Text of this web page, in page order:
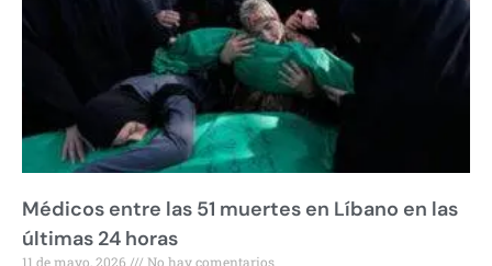
Médicos entre las 51 muertes en Líbano en las
últimas 24 horas
11 de mayo, 2026 No hay comentarios